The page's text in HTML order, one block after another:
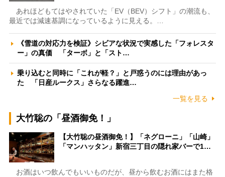
あれほどもてはやされていた「EV（BEV）シフト」の潮流も、
最近では減速基調になっているように見える。…
《雪道の対応力を検証》シビアな状況で実感した「フォレスタ
ー」の真価 「ターボ」と「スト…
乗り込むと同時に「これが軽？」と戸惑うのには理由があっ
た 「日産ルークス」さらなる躍進…
一覧を見る
大竹聡の「昼酒御免！」
【大竹聡の昼酒御免！】「ネグローニ」「山崎」
「マンハッタン」新宿三丁目の隠れ家バーで1…
お酒はいつ飲んでもいいものだが、昼から飲むお酒にはまた格